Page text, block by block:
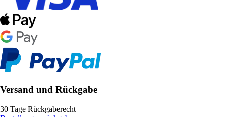
Versand und Rückgabe
30 Tage Rückgaberecht